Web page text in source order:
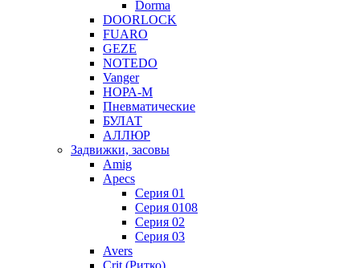
Dorma
DOORLOCK
FUARO
GEZE
NOTEDO
Vanger
НОРА-М
Пневматические
БУЛАТ
АЛЛЮР
Задвижки, засовы
Amig
Apecs
Серия 01
Серия 0108
Серия 02
Серия 03
Avers
Crit (Ритко)